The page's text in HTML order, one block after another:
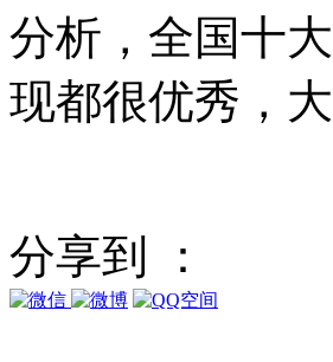
分析，全国十
现都很优秀，
分享到 ：